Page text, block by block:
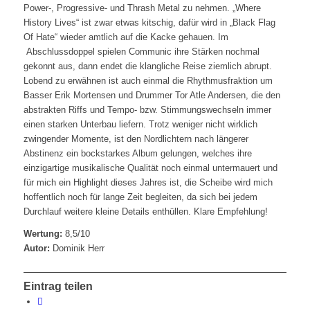
Power-, Progressive- und Thrash Metal zu nehmen. „Where
History Lives“ ist zwar etwas kitschig, dafür wird in „Black Flag
Of Hate“ wieder amtlich auf die Kacke gehauen. Im
Abschlussdoppel spielen Communic ihre Stärken nochmal
gekonnt aus, dann endet die klangliche Reise ziemlich abrupt.
Lobend zu erwähnen ist auch einmal die Rhythmusfraktion um
Basser Erik Mortensen und Drummer Tor Atle Andersen, die den
abstrakten Riffs und Tempo- bzw. Stimmungswechseln immer
einen starken Unterbau liefern. Trotz weniger nicht wirklich
zwingender Momente, ist den Nordlichtern nach längerer
Abstinenz ein bockstarkes Album gelungen, welches ihre
einzigartige musikalische Qualität noch einmal untermauert und
für mich ein Highlight dieses Jahres ist, die Scheibe wird mich
hoffentlich noch für lange Zeit begleiten, da sich bei jedem
Durchlauf weitere kleine Details enthüllen. Klare Empfehlung!
Wertung: 8,5/10
Autor: Dominik Herr
Eintrag teilen